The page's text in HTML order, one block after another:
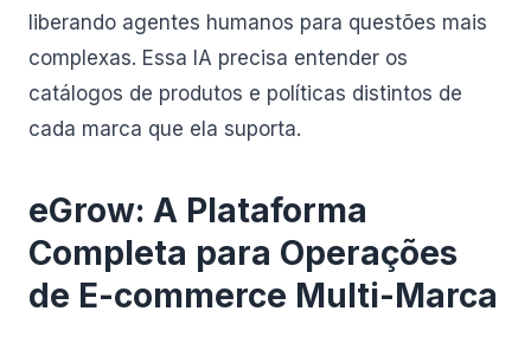
liberando agentes humanos para questões mais
complexas. Essa IA precisa entender os
catálogos de produtos e políticas distintos de
cada marca que ela suporta.
eGrow: A Plataforma
Completa para Operações
de E-commerce Multi-Marca